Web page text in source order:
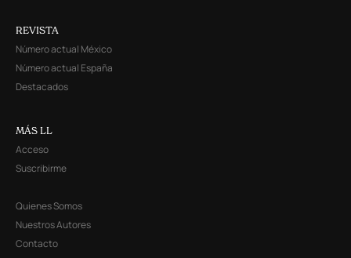
REVISTA
Número actual México
Número actual España
Destacados
MÁS LL
Acceso
Suscribirme
Quienes Somos
Nuestros Autores
Contacto